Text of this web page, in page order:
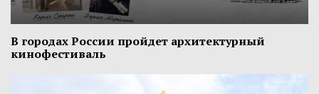
В городах России пройдет архитектурный
кинофестиваль